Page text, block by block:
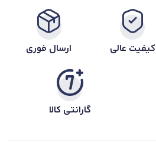
کیفیت عالی ارسال فوری
گارانتی کالا